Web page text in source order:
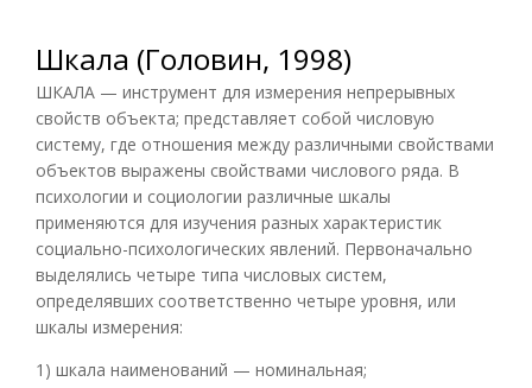
Шкала (Головин, 1998)
ШКАЛА — инструмент для измерения непрерывных
свойств объекта; представляет собой числовую
систему, где отношения между различными свойствами
объектов выражены свойствами числового ряда. В
психологии и социологии различные шкалы
применяются для изучения разных характеристик
социально-психологических явлений. Первоначально
выделялись четыре типа числовых систем,
определявших соответственно четыре уровня, или
шкалы измерения:
1) шкала наименований — номинальная;